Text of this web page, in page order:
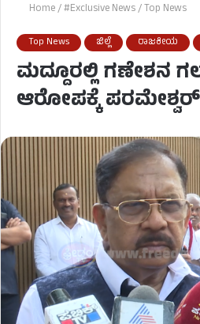
Home/#Exclusive News/Top News
Top News ಜಿಲ್ಲೆ ರಾಜಕೀಯ
ಮದ್ದೂರಲ್ಲಿ ಗಣೇಶನ
ಆರೋಪಕ್ಕೆ